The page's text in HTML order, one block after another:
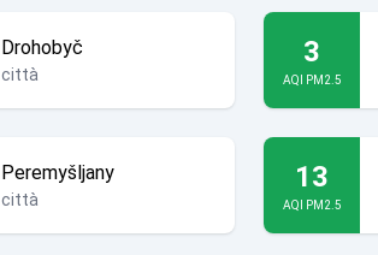
Drohobyč
città
3
AQI PM2.5
Peremyšljany
città
13
AQI PM2.5